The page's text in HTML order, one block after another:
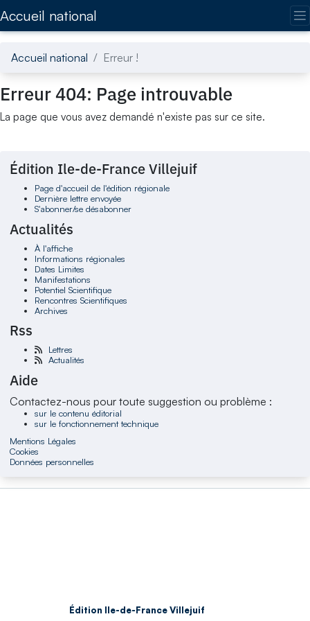
Accueil national
Accueil national Erreur !
Erreur 404: Page introuvable
La page que vous avez demandé n'existe pas sur ce site.
Édition Ile-de-France Villejuif
Page d'accueil de l'édition régionale
Dernière lettre envoyée
S'abonner/se désabonner
Actualités
À l'affiche
Informations régionales
Dates Limites
Manifestations
Potentiel Scientifique
Rencontres Scientifiques
Archives
Rss
Lettres
Actualités
Aide
Contactez-nous pour toute suggestion ou problème :
sur le contenu éditorial
sur le fonctionnement technique
Mentions Légales
Cookies
Données personnelles
Édition Ile-de-France Villejuif